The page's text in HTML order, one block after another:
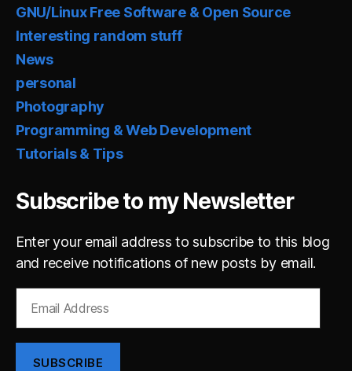
GNU/Linux Free Software & Open Source
Interesting random stuff
News
personal
Photography
Programming & Web Development
Tutorials & Tips
Subscribe to my Newsletter
Enter your email address to subscribe to this blog
and receive notifications of new posts by email.
Address
SUBSCRIBE